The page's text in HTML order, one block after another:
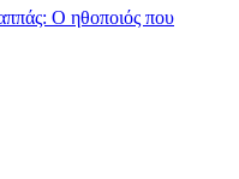
Ο ηθοποιός που